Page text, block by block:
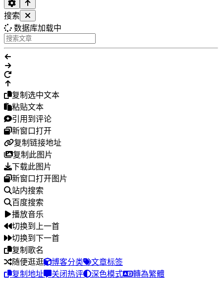
搜索
数据库加载中
复制选中文本
粘贴文本
引用到评论
新窗口打开
复制链接地址
复制此图片
下载此图片
新窗口打开图片
站内搜索
百度搜索
播放音乐
切换到上一首
切换到下一首
复制歌名
随便逛逛
博客分类
文章标签
复制地址
关闭热评 深色模式 轉為繁體